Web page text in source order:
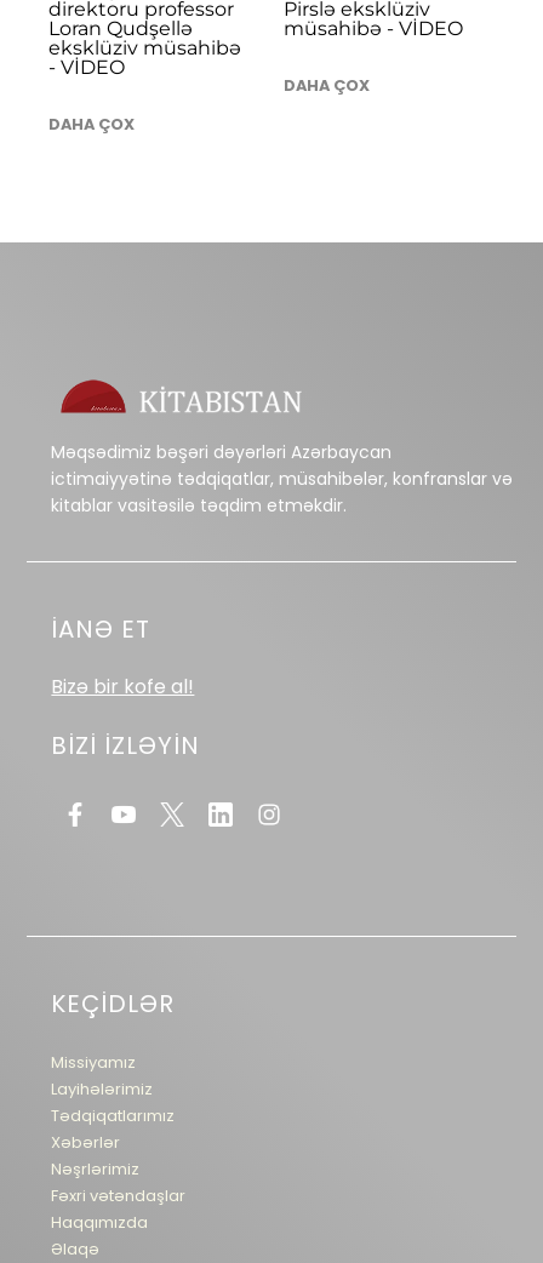
direktoru professor
Loran Qudşellə
eksklüziv müsahibə
- VİDEO
DAHA ÇOX
Pirslə eksklüziv
müsahibə - VİDEO
DAHA ÇOX
Məqsədimiz bəşəri dəyərləri Azərbaycan
ictimaiyyətinə tədqiqatlar, müsahibələr, konfranslar və
kitablar vasitəsilə təqdim etməkdir.
İANƏ ET
Bizə bir kofe al!
BİZİ İZLƏYİN
KEÇİDLƏR
Missiyamız
Layihələrimiz
Tədqiqatlarımız
Xəbərlər
Nəşrlərimiz
Fəxri vətəndaşlar
Haqqımızda
Əlaqə